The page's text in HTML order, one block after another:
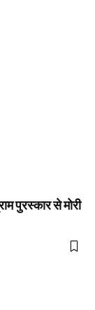
पुरस्कार से मोरी